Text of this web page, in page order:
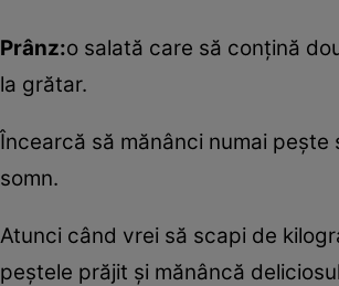
Prânz:o salată care să conţină
la grătar.
Încearcă să mănânci numai
somn.
Atunci când vrei să scapi de
peştele prăjit şi mănâncă